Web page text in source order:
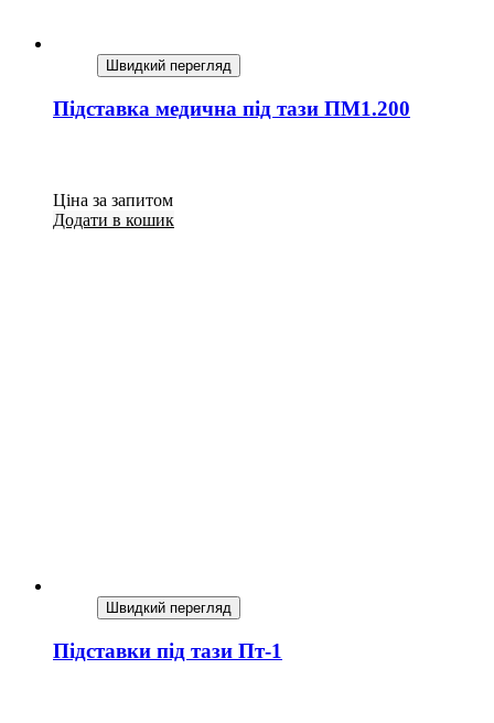
Швидкий перегляд
Підставка медична під тази ПМ1.200
Ціна за запитом
Додати в кошик
Швидкий перегляд
Підставки під тази Пт-1